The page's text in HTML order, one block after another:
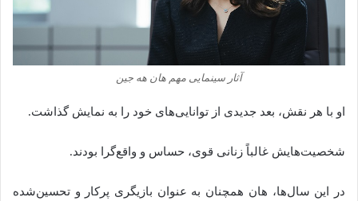
آثار سینمایی مهم هان هه جین
او با هر نقش، بعد جدیدی از توانایی‌های خود را به نمایش گذاشت.
شخصیت‌هایش غالباً زنانی قوی، حساس و واقع‌گرا بودند.
در این سال‌ها، هان همچنان به عنوان بازیگری پرکار و تحسین‌شده